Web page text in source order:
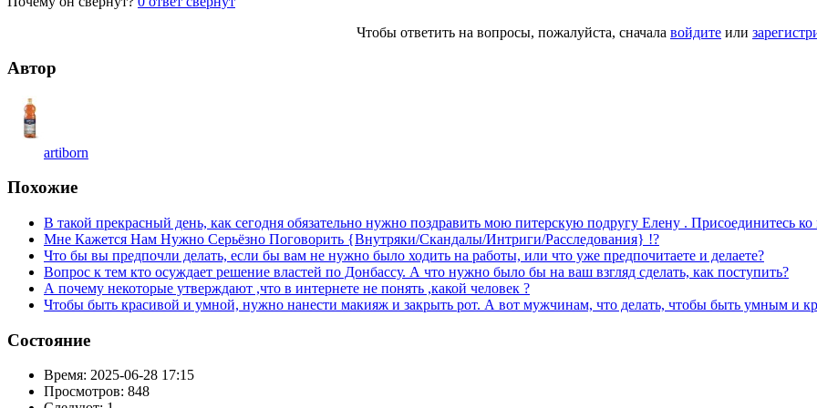
Чтобы ответить на вопросы, пожалуйста, сначала войдите или
Автор
artiborn
Похожие
В такой прекрасный день, как сегодня обязательно нужно поздравить мою питерскую подругу Елену . Присоединитесь ко
Мне Кажется Нам Нужно Серьёзно Поговорить {Внутряки/Скандалы/Интриги/Расследования} !?
Что бы вы предпочли делать, если бы вам не нужно было ходить на работы, или что уже предпочитаете и делаете?
Вопрос к тем кто осуждает решение властей по Донбассу. А что нужно было бы на ваш взгляд сделать, как поступить?
А почему некоторые утверждают ,что в интернете не понять ,какой человек ?
Чтобы быть красивой и умной, нужно нанести макияж и закрыть рот. А вот мужчинам, что делать, чтобы быть умным и
Состояние
Время: 2025-06-28 17:15
Просмотров: 848